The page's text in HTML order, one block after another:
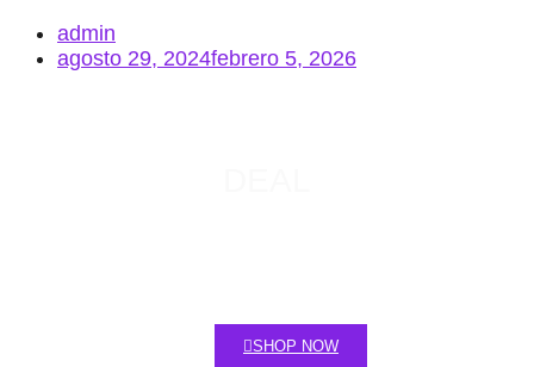
admin
agosto 29, 2024febrero 5, 2026
SHOP NOW